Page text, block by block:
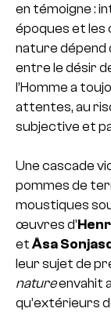
en témoigne :
époques et les
nature dépend
entre le désir
l’Homme a
attentes, au
subjective et
Une cascade
pommes de
moustiques
œuvres d’
et Åsa
leur sujet de
natureenvahit
qu’extérieurs